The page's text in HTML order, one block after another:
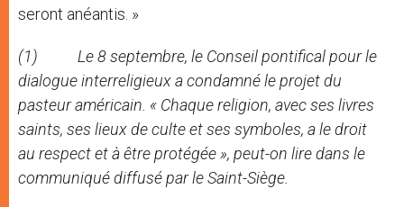
seront anéantis. »
(1) Le 8 septembre, le Conseil pontifical pour le
dialogue interreligieux a condamné le projet du
pasteur américain. « Chaque religion, avec ses livres
saints, ses lieux de culte et ses symboles, a le droit
au respect et à être protégée », peut-on lire dans le
communiqué diffusé par le Saint-Siège.